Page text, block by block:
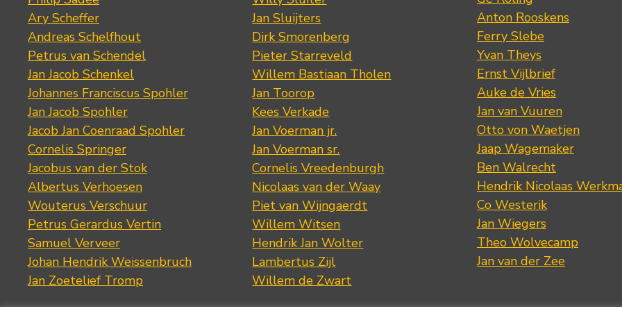
Ary Scheffer
Andreas Schelfhout
Petrus van Schendel
Jan Jacob Schenkel
Johannes Franciscus Spohler
Jan Jacob Spohler
Jacob Jan Coenraad Spohler
Cornelis Springer
Jacobus van der Stok
Albertus Verhoesen
Wouterus Verschuur
Petrus Gerardus Vertin
Samuel Verveer
Johan Hendrik Weissenbruch
Jan Zoetelief Tromp
Jan Sluijters
Dirk Smorenberg
Pieter Starreveld
Willem Bastiaan Tholen
Jan Toorop
Kees Verkade
Jan Voerman jr.
Jan Voerman sr.
Cornelis Vreedenburgh
Nicolaas van der Waay
Piet van Wijngaerdt
Willem Witsen
Hendrik Jan Wolter
Lambertus Zijl
Willem de Zwart
Anton Rooskens
Ferry Slebe
Yvan Theys
Ernst Vijlbrief
Auke de Vries
Jan van Vuuren
Otto von Waetjen
Jaap Wagemaker
Ben Walrecht
Hendrik Nicolaas
Co Westerik
Jan Wiegers
Theo Wolvecamp
Jan van der Zee